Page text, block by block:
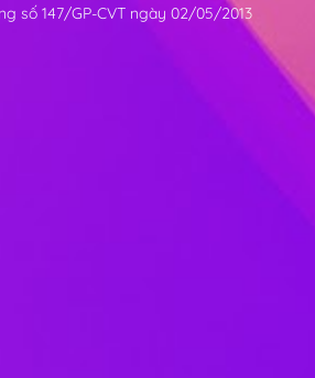
số 147/GP-CVT ngày 02/05/2013